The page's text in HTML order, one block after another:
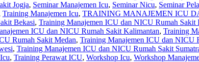
Jogja, Seminar Manajemen Icu, Seminar Nicu, Seminar
Training Manajemen Icu, TRAINING MANAJEMEN ICU
Bekasi, Training Manajemen ICU dan NICU Rumah Sakit
ICU dan NICU Rumah Sakit Kalimantan, Training
Rumah Sakit Medan, Training Manajemen ICU dan NICU
, Training Manajemen ICU dan NICU Rumah Sakit
, Training Perawat ICU, Workshop Icu, Workshop